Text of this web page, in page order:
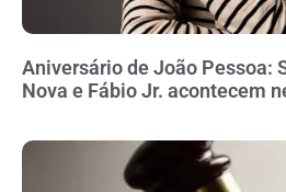
Aniversário de João Pessoa:
Nova e Fábio Jr. acontecem